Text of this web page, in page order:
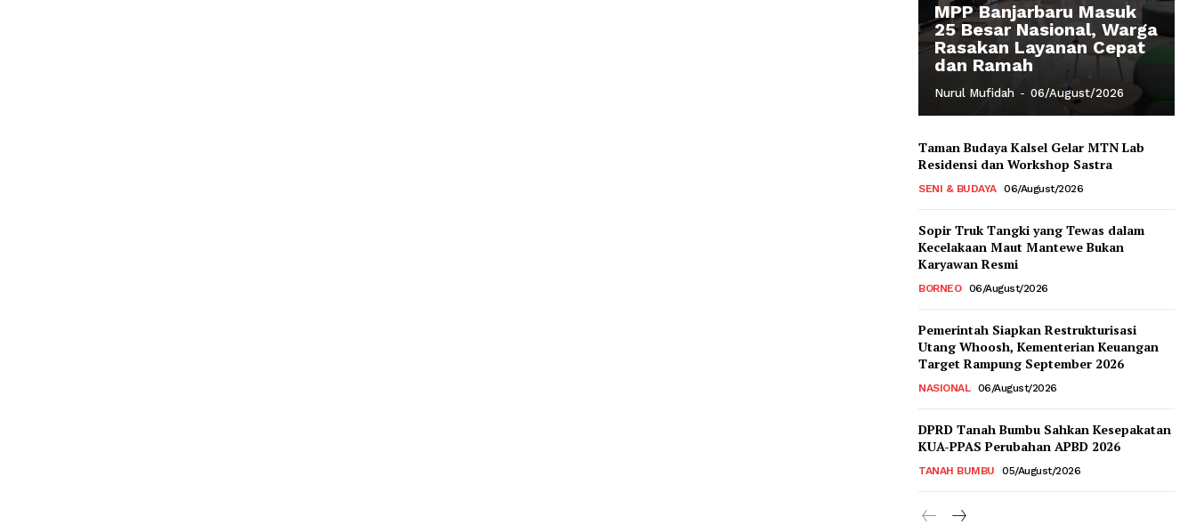
MPP Banjarbaru Masuk
25 Besar Nasional, Warga
Rasakan Layanan Cepat
dan Ramah
Nurul Mufidah - 06/August/2026
Taman Budaya Kalsel Gelar MTN Lab
Residensi dan Workshop Sastra
SENI & BUDAYA 06/August/2026
Sopir Truk Tangki yang Tewas dalam
Kecelakaan Maut Mantewe Bukan
Karyawan Resmi
BORNEO 06/August/2026
Pemerintah Siapkan Restrukturisasi
Utang Whoosh, Kementerian Keuangan
Target Rampung September 2026
NASIONAL 06/August/2026
DPRD Tanah Bumbu Sahkan Kesepakatan
KUA-PPAS Perubahan APBD 2026
TANAH BUMBU 05/August/2026